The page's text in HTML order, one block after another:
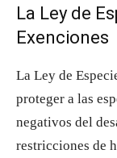
La Ley de
Exenciones
La Ley de
proteger a las
negativos del
restricciones de